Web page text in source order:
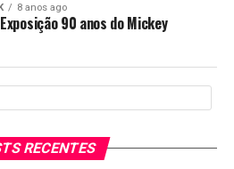
8 anos ago
90 anos do Mickey
RECENTES